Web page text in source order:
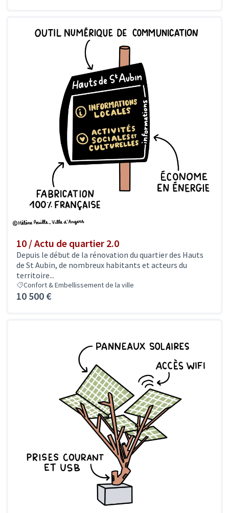
10 / Actu de quartier 2.0
Depuis le début de la rénovation du quartier des Hauts
de St Aubin, de nombreux habitants et acteurs du
territoire...
Confort & Embellissement de la ville
10 500 €